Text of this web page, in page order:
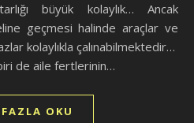
büyük kolaylık… Ancak
geçmesi halinde araçlar ve
kolaylıkla çalınabilmektedir…
de aile fertlerinin…
OKU